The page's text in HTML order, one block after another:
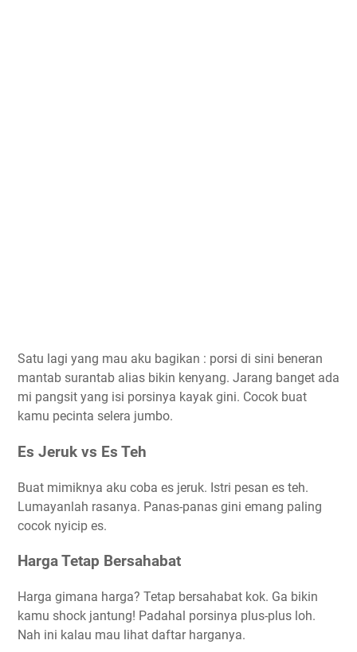
Satu lagi yang mau aku bagikan : porsi di sini beneran
mantab surantab alias bikin kenyang. Jarang banget ada
mi pangsit yang isi porsinya kayak gini. Cocok buat
kamu pecinta selera jumbo.
Es Jeruk vs Es Teh
Buat mimiknya aku coba es jeruk. Istri pesan es teh.
Lumayanlah rasanya. Panas-panas gini emang paling
cocok nyicip es.
Harga Tetap Bersahabat
Harga gimana harga? Tetap bersahabat kok. Ga bikin
kamu shock jantung! Padahal porsinya plus-plus loh.
Nah ini kalau mau lihat daftar harganya.